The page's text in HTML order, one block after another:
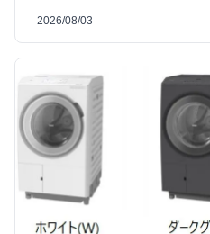
2026/08/03